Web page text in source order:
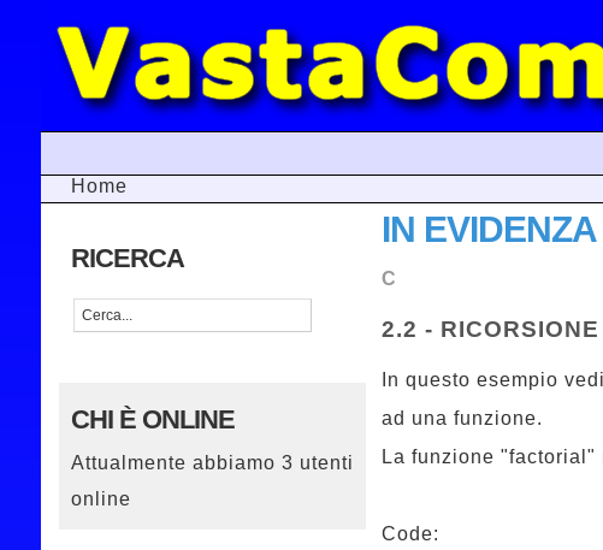
Home
RICERCA
CHI È ONLINE
Attualmente abbiamo 3 utenti
online
IN EVIDENZA
C
2.2 - RICORSIONE
In questo esempio
ad una funzione.
La funzione
Code: